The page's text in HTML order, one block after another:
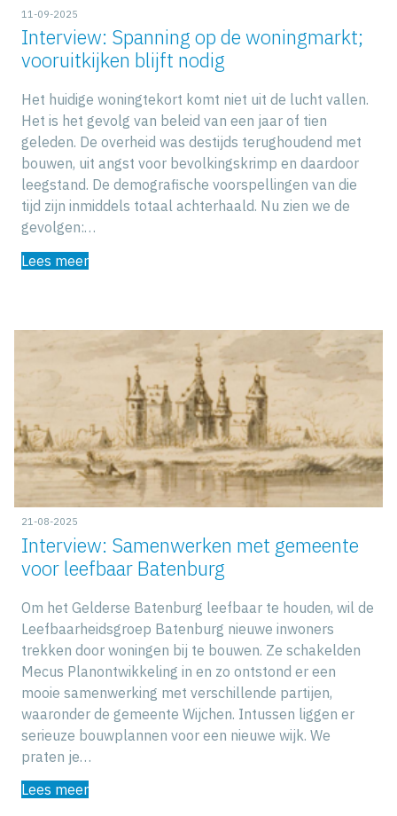
11-09-2025
Interview: Spanning op de woningmarkt;
vooruitkijken blijft nodig
Het huidige woningtekort komt niet uit de lucht vallen.
Het is het gevolg van beleid van een jaar of tien
geleden. De overheid was destijds terughoudend met
bouwen, uit angst voor bevolkingskrimp en daardoor
leegstand. De demografische voorspellingen van die
tijd zijn inmiddels totaal achterhaald. Nu zien we de
gevolgen:…
Lees meer
21-08-2025
Interview: Samenwerken met gemeente
voor leefbaar Batenburg
Om het Gelderse Batenburg leefbaar te houden, wil de
Leefbaarheidsgroep Batenburg nieuwe inwoners
trekken door woningen bij te bouwen. Ze schakelden
Mecus Planontwikkeling in en zo ontstond er een
mooie samenwerking met verschillende partijen,
waaronder de gemeente Wijchen. Intussen liggen er
serieuze bouwplannen voor een nieuwe wijk. We
praten je…
Lees meer